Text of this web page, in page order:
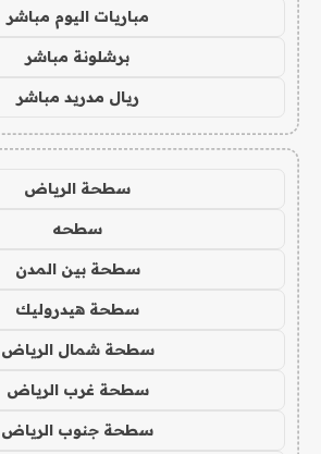
مباريات اليوم مباشر
برشلونة مباشر
ريال مدريد مباشر
سطحة الرياض
سطحه
سطحة بين المدن
سطحة هيدروليك
سطحة شمال الرياض
سطحة غرب الرياض
سطحة جنوب الرياض